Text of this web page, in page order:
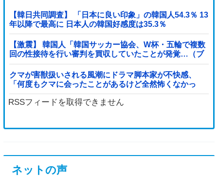
【韓日共同調査】 「日本に良い印象」の韓国人54.3％ 13
年以降で最高に 日本人の韓国好感度は35.3％
【激震】 韓国人「韓国サッカー協会、W杯・五輪で複数
回の性接待を行い審判を買収していたことが発覚…（ブ
ルブル」＝韓国の反応
クマが害獣扱いされる風潮にドラマ脚本家が不快感、
「何度もクマに会ったことがあるけど全然怖くなかっ
た」と主張しており……他
RSSフィードを取得できません
ネットの声